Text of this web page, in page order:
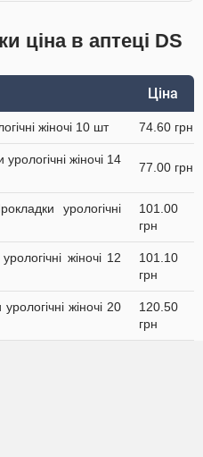
ціна в аптеці DS
Ціна
жіночі 10 шт 74.60 грн
жіночі 14
77.00 грн
урологічні
101.00
грн
жіночі 12
101.10
грн
жіночі 20
120.50
грн